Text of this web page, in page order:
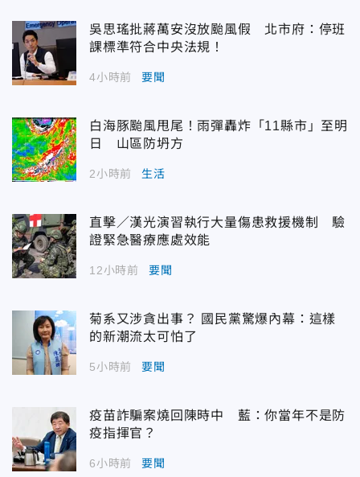
吳思瑤批蔣萬安沒放颱風假 北市府：停班
課標準符合中央法規！
4小時前 要聞
白海豚颱風甩尾！雨彈轟炸「11縣市」至明
日 山區防坍方
2小時前 生活
直擊／漢光演習執行大量傷患救援機制 驗
證緊急醫療應處效能
12小時前 要聞
菊系又涉貪出事？ 國民黨驚爆內幕：這樣
的新潮流太可怕了
5小時前 要聞
疫苗詐騙案燒回陳時中 藍：你當年不是防
疫指揮官？
6小時前 要聞